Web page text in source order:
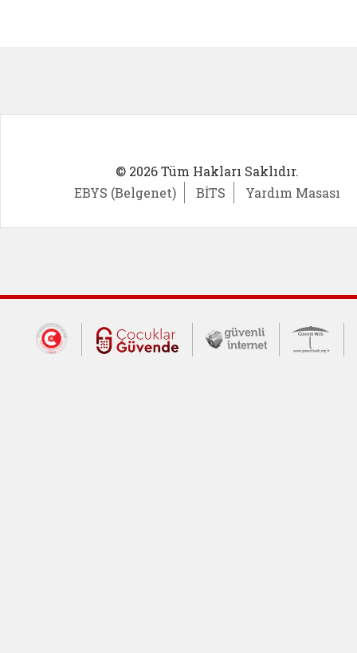
© 2026 Tüm Hakları Saklıdır.
EBYS (Belgenet)
BİTS Yardım Masası
Dış Bağlantılar
Cumhurbaşkanlığı İletişim Merkezi
Çocuklar Güvende (yeni
Güvenli